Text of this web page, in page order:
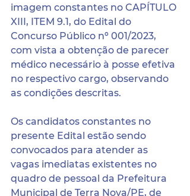
imagem constantes no CAPÍTULO
XIII, ITEM 9.1, do Edital do
Concurso Público nº 001/2023,
com vista a obtenção de parecer
médico necessário à posse efetiva
no respectivo cargo, observando
as condições descritas.
Os candidatos constantes no
presente Edital estão sendo
convocados para atender as
vagas imediatas existentes no
quadro de pessoal da Prefeitura
Municipal de Terra Nova/PE, de